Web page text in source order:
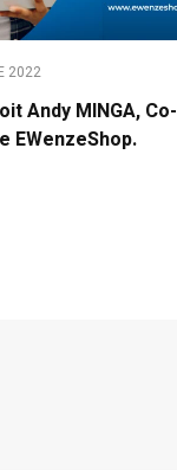
2022
Andy MINGA, Co-
EWenzeShop.